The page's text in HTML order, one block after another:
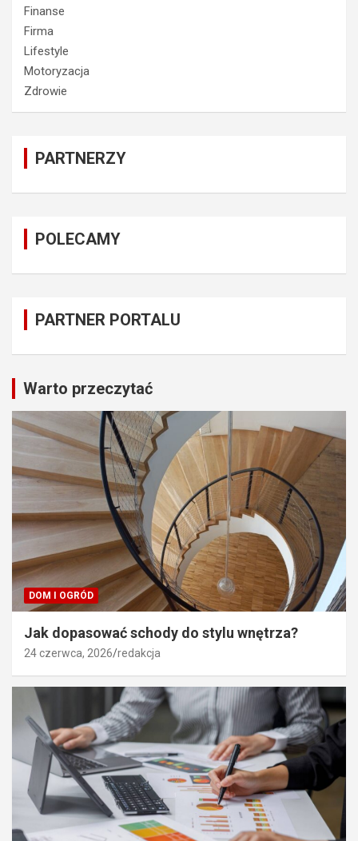
Finanse
Firma
Lifestyle
Motoryzacja
Zdrowie
PARTNERZY
POLECAMY
PARTNER PORTALU
Warto przeczytać
DOM I OGRÓD
Jak dopasować schody do stylu wnętrza?
24 czerwca, 2026 redakcja